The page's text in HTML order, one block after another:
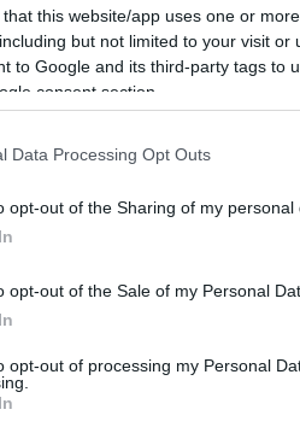
that this website/app uses one or
but not limited to your visit
to Google and its third-party tags to
consent section.
Data Processing Opt Outs
opt-out of the Sharing of my personal
opt-out of the Sale of my Personal
opt-out of processing my Personal
principio, por Ángel Correa, ya
a los entrenamientos, así
saliendo desde el banquillo.
Herrera por un mes tras
El mexicano estaba
Torreira deberían incrementar
a uno de sus jugadores
más de lo esperado y el jugador
semanas. El futbolista sigue